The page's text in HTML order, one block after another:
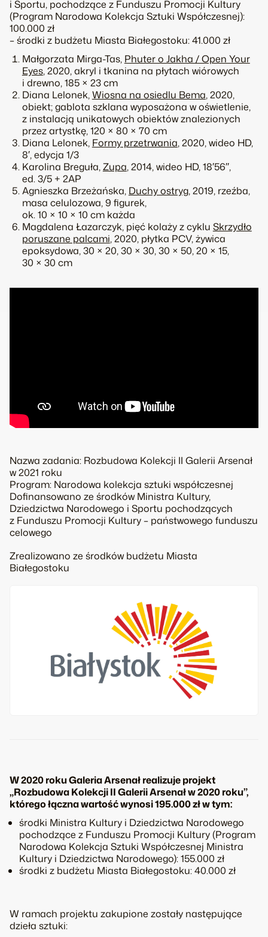
i Sportu, pochodzące z Funduszu Promocji Kultury
(Program Narodowa Kolekcja Sztuki Współczesnej):
100.000 zł
– środki z budżetu Miasta Białegostoku: 41.000 zł
Małgorzata Mirga-Tas, Phuter o Jakha / Open Your
Eyes, 2020, akryl i tkanina na płytach wiórowych
i drewno, 185 × 23 cm
Diana Lelonek,Wiosna na osiedlu Bema, 2020,
obiekt; gablota szklana wyposażona w oświetlenie,
z instalacją unikatowych obiektów znalezionych
przez artystkę, 120 × 80 × 70 cm
Diana Lelonek, Formy przetrwania, 2020, wideo HD,
8′, edycja 1/3
Karolina Breguła,Zupa, 2014, wideo HD, 18′56′′,
ed. 3/5 + 2AP
Agnieszka Brzeżańska, Duchy ostryg, 2019, rzeźba,
masa celulozowa, 9 figurek,
ok. 10 × 10 × 10 cm każda
Magdalena Łazarczyk, pięć kolaży z cyklu Skrzydło
poruszane palcami, 2020, płytka PCV, żywica
epoksydowa, 30 × 20, 30 × 30, 30 × 50, 20 × 15,
30 × 30 cm
Nazwa zadania: Rozbudowa Kolekcji II Galerii Arsenał
w 2021 roku
Program: Narodowa kolekcja sztuki współczesnej
Dofinansowano ze środków Ministra Kultury,
Dziedzictwa Narodowego i Sportu pochodzących
z Funduszu Promocji Kultury – państwowego funduszu
celowego
Zrealizowano ze środków budżetu Miasta
Białegostoku
W 2020 roku Galeria Arsenał realizuje projekt
„Rozbudowa Kolekcji II Galerii Arsenał w 2020 roku”,
którego łączna wartość wynosi 195.000 zł w tym:
środki Ministra Kultury i Dziedzictwa Narodowego
pochodzące z Funduszu Promocji Kultury (Program
Narodowa Kolekcja Sztuki Współczesnej Ministra
Kultury i Dziedzictwa Narodowego): 155.000 zł
środki z budżetu Miasta Białegostoku: 40.000 zł
W ramach projektu zakupione zostały następujące
dzieła sztuki: